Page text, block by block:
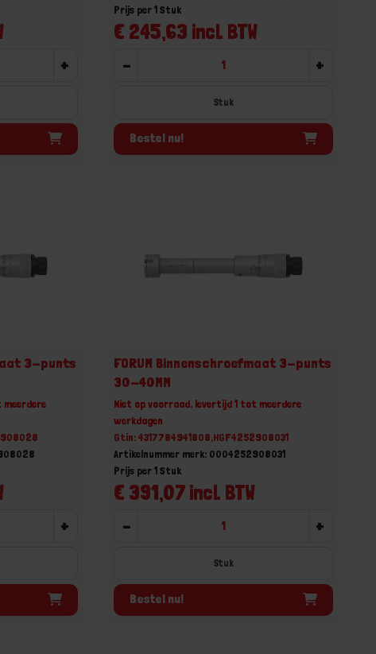
+
€ 245,63 incl. BTW
Prijs per 1 Stuk
- +
Stuk
Bestel nu!
3-punts
+
FORUM Binnenschroefmaat 3-punts
30-40MM
Niet op voorraad, levertijd 1 tot meerdere
werkdagen
Gtin: 4317784941808,HGF4252908031
Artikelnummer merk: 0004252908031
€ 391,07 incl. BTW
Prijs per 1 Stuk
- +
Stuk
Bestel nu!